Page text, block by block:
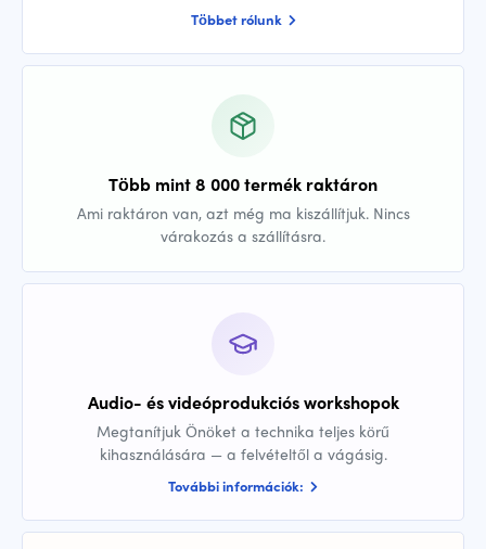
Többet rólunk
Több mint 8 000 termék raktáron
Ami raktáron van, azt még ma kiszállítjuk. Nincs
várakozás a szállításra.
Audio- és videóprodukciós workshopok
Megtanítjuk Önöket a technika teljes körű
kihasználására — a felvételtől a vágásig.
További információk: